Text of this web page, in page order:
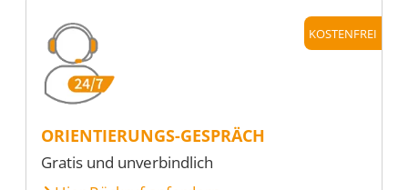
KOSTENFREI
ORIENTIERUNGS-GESPRÄCH
Gratis und unverbindlich